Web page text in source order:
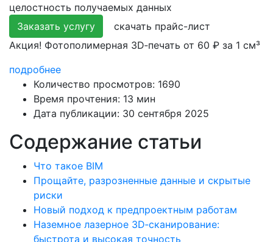
целостность получаемых данных
Заказать услугу
скачать прайс-лист
Акция! Фотополимерная 3D‑печать от 60 ₽ за 1 см³
подробнее
Количество просмотров: 1690
Время прочтения: 13 мин
Дата публикации: 30 сентября 2025
Содержание статьи
Что такое BIM
Прощайте, разрозненные данные и скрытые
риски
Новый подход к предпроектным работам
Наземное лазерное 3D‑сканирование:
быстрота и высокая точность